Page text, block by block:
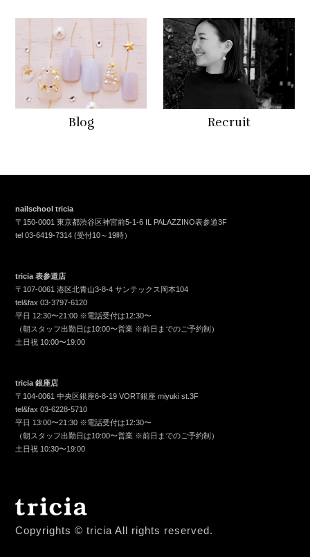
Blog Recruit
nailschool tricia
〒150-0001 東京都渋谷区神宮前5-1-6 IL PALAZZINO表参道3F
tel03-6419-7314 (受付10～19時）
tricia 表参道店
〒107-0061 港区北青山3-8-4 サンテックス岡本104
tel&fax03-3797-6120
平日 12:30〜21:00 ※電話受付は12:30〜
（朝スタッフ出勤日は10:00〜営業 ※前日までのご予約制）
土日祝 10:00〜19:00
tricia 銀座店
〒104-0061 中央区銀座6-8-19 VORT銀座 miyuki st.3F
tel&fax03-6228-5710
平日 13:00〜21:30 ※電話受付は12:30〜
（朝スタッフ出勤日は10:00〜営業 ※前日までのご予約制）
土日祝 10:30〜19:00
Copyrights © tricia All rights reserved.